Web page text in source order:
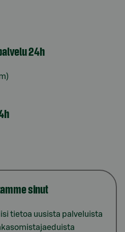
24h
sinut
tietoa uusista palveluista